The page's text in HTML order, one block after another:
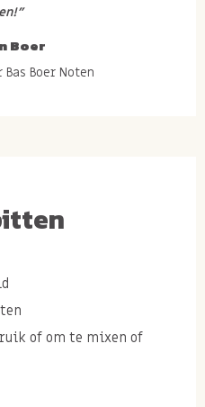
Boer
Bas Boer Noten
of om te mixen of